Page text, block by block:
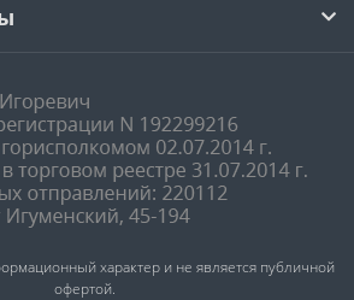
характер и не является публичной
офертой.